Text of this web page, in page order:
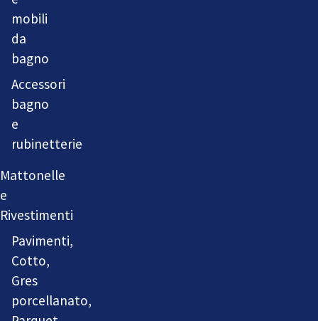
mobili
da
bagno
Accessori
bagno
e
rubinetterie
Mattonelle
e
Rivestimenti
Pavimenti,
Cotto,
Gres
porcellanato,